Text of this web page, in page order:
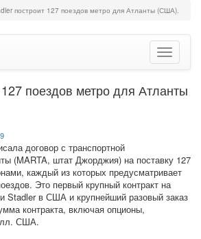
построит 127 поездов метро для Атланты (США).
Toggle
поездов метро для Атланты
договор с транспортной
(MARTA, штат Джорджия) на поставку 127
каждый из которых предусматривает
Это первый крупный контракт на
Stadler в США и крупнейший разовый заказ
контракта, включая опционы,
США.